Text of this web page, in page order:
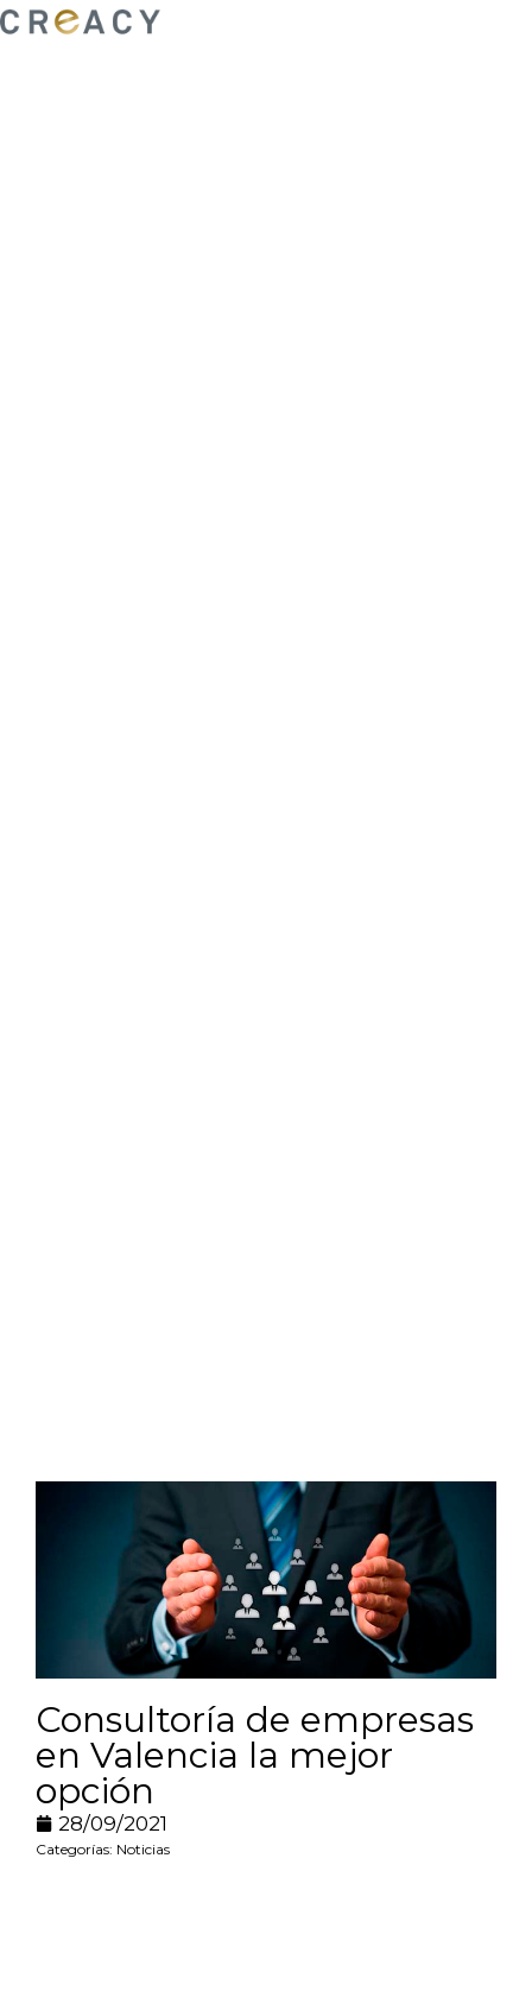
Consultoría de empresas
en Valencia la mejor
opción
28/09/2021
Categorías: Noticias